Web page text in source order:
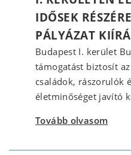
IDŐSEK
PÁLYÁZAT
Budapest I. kerület
támogatást biztosít
családok, rászorulók
életminőséget javító
Tovább olvasom